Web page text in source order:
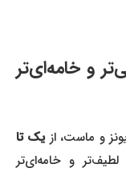
و خامه‌ای‌تر
و ماست، ازیک تا
و خامه‌ای‌تر